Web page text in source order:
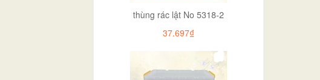
thùng rác lật No 5318-2
37.697₫